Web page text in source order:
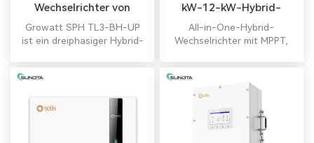
Wechselrichter von
Growatt
Growatt SPH TL3-BH-UP
ist ein dreiphasiger Hybrid-
kleinindustriellen Bereich.
kW, 5 kW, 6 kW, 7 kW, 8 kW,
10 kW. Ein optimal
kW-12-kW-Hybrid-
Wechselrichter
All-in-One-Hybrid-
Wechselrichter mit MPPT,
Grid-/Backup-
Anwendungen. Batterie
Überwachung inklusive.